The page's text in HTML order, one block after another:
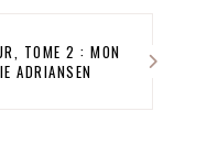
TOME 2 : MON
ADRIANSEN